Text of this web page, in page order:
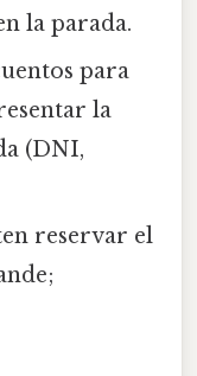
la parada.
para
la
(DNI,
reservar el